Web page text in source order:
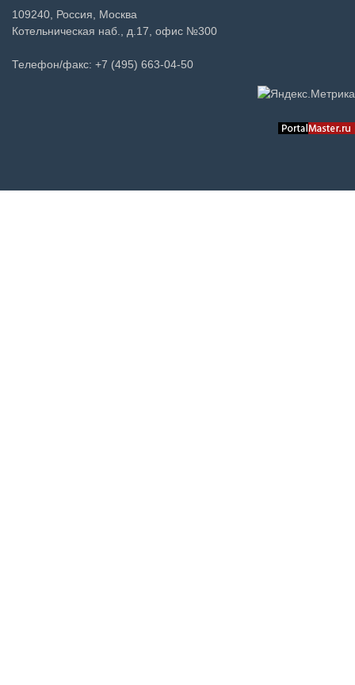
109240, Россия, Москва
Котельническая наб., д.17, офис №300
Телефон/факс: +7 (495) 663-04-50